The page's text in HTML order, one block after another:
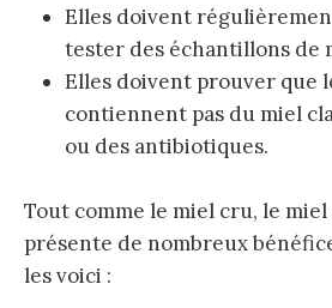
Elles doivent
tester des échantillons de
Elles doivent prouver que
contiennent pas du miel
ou des antibiotiques.
Tout comme le miel cru, le
présente de nombreux
les voici :